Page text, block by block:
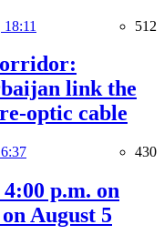
512
link the
optic cable
430
p.m. on
August 5